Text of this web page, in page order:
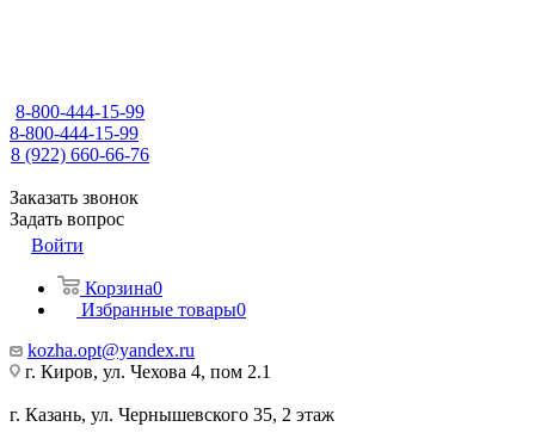
8-800-444-15-99
8-800-444-15-99
8 (922) 660-66-76
Заказать звонок
Задать вопрос
Войти
Корзина0
Избранные товары0
kozha.opt@yandex.ru
г. Киров, ул. Чехова 4, пом 2.1
г. Казань, ул. Чернышевского 35, 2 этаж